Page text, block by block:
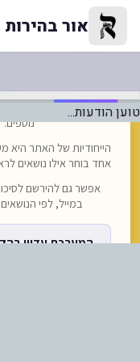
|-דיווח:
אור
טוען הודעות...